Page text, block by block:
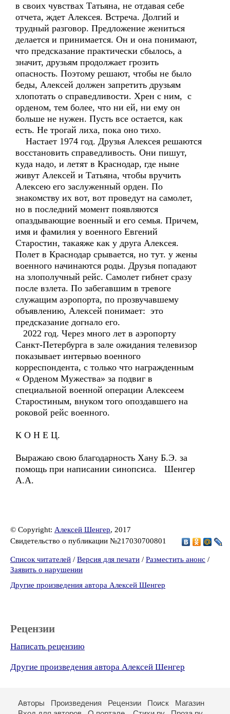
в своих чувствах Татьяна, не отдавая себе
отчета, ждет Алексея. Встреча. Долгий и
трудный разговор. Предложение жениться
делается и принимается. Он и она понимают,
что предсказание практически сбылось, а
значит, друзьям продолжает грозить
опасность. Поэтому решают, чтобы не было
беды, Алексей должен запретить друзьям
хлопотать о справедливости. Хрен с ним, с
орденом, тем более, что ни ей, ни ему он
больше не нужен. Пусть все остается, как
есть. Не трогай лиха, пока оно тихо.
Настает 1974 год. Друзья Алексея решаются
восстановить справедливость. Они пишут,
куда надо, и летят в Краснодар, где ныне
живут Алексей и Татьяна, чтобы вручить
Алексею его заслуженный орден. По
знакомству их вот, вот проведут на самолет,
но в последний момент появляются
опаздывающие военный и его семья. Причем,
имя и фамилия у военного Евгений
Старостин, такаяже как у друга Алексея.
Полет в Краснодар срывается, но тут. у жены
военного начинаются роды. Друзья попадают
на злополучный рейс. Самолет гибнет сразу
после взлета. По забегавшим в тревоге
служащим аэропорта, по прозвучавшему
объявлению, Алексей понимает: это
предсказание догнало его.
2022 год. Через много лет в аэропорту
Санкт-Петербурга в зале ожидания телевизор
показывает интервью военного
корреспондента, с только что награжденным
« Орденом Мужества» за подвиг в
специальной военной операции Алексеем
Старостиным, внуком того опоздавшего на
роковой рейс военного.
К О Н Е Ц.
Выражаю свою благодарность Хану Б.Э. за
помощь при написании синопсиса. Шенгер
А.А.
© Copyright: Алексей Шенгер, 2017
Свидетельство о публикации №217030700801
Список читателей / Версия для печати / Разместить анонс /
Заявить о нарушении
Другие произведения автора Алексей Шенгер
Рецензии
Написать рецензию
Другие произведения автора Алексей Шенгер
Авторы Произведения Рецензии Поиск
Магазин